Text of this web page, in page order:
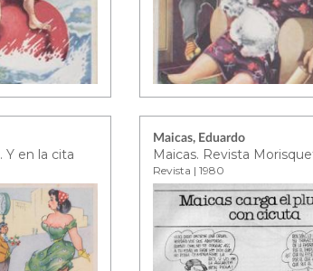
Y en la cita
Maicas, Eduardo
Maicas. Revista
Revista | 1980